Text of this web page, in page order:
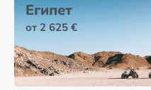
Египет
от 2 625 €